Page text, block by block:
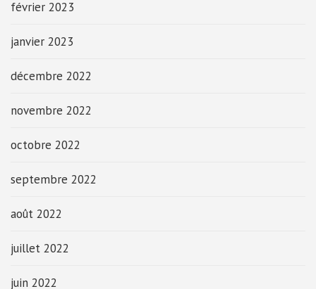
février 2023
janvier 2023
décembre 2022
novembre 2022
octobre 2022
septembre 2022
août 2022
juillet 2022
juin 2022